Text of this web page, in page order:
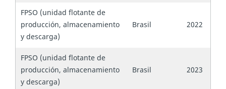
FPSO (unidad flotante de
producción, almacenamiento
y descarga)
Brasil 2022
FPSO (unidad flotante de
producción, almacenamiento
y descarga)
Brasil 2023